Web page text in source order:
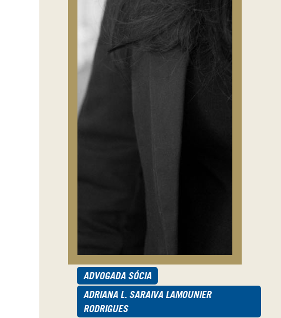
ADVOGADA SÓCIA
ADRIANA L. SARAIVA LAMOUNIER
RODRIGUES